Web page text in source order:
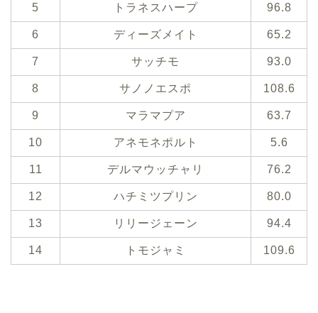
5 トラネスハープ 96.8
6 ディーズメイト 65.2
7 サッチモ 93.0
8 サノノエスポ 108.6
9 マラマプア 63.7
10 アネモネポルト 5.6
11 デルマウッチャリ 76.2
12 ハチミツプリン 80.0
13 リリージェーン 94.4
14 トモジャミ 109.6